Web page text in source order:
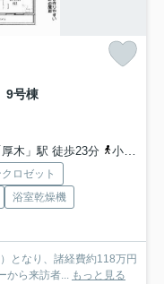
9号棟
木」駅 徒歩23分 小田急小田原線「厚木」駅 徒歩23分
ロゼット
浴室乾燥機
となり、諸経費約118万円
から来訪者... もっと見る